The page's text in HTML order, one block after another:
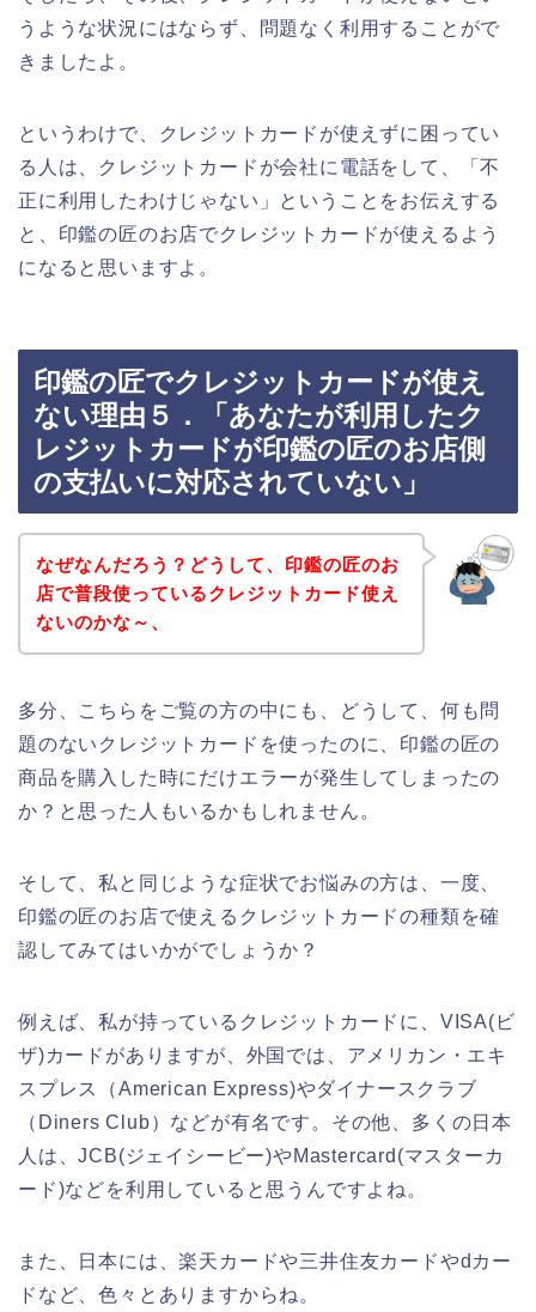
うような状況にはならず、問題なく利用することがで
きましたよ。
というわけで、クレジットカードが使えずに困ってい
る人は、クレジットカードが会社に電話をして、「不
正に利用したわけじゃない」ということをお伝えする
と、印鑑の匠のお店でクレジットカードが使えるよう
になると思いますよ。
印鑑の匠でクレジットカードが使え
ない理由５．「あなたが利用したク
レジットカードが印鑑の匠のお店側
の支払いに対応されていない」
なぜなんだろう？どうして、印鑑の匠のお
店で普段使っているクレジットカード使え
ないのかな～、
多分、こちらをご覧の方の中にも、どうして、何も問
題のないクレジットカードを使ったのに、印鑑の匠の
商品を購入した時にだけエラーが発生してしまったの
か？と思った人もいるかもしれません。
そして、私と同じような症状でお悩みの方は、一度、
印鑑の匠のお店で使えるクレジットカードの種類を確
認してみてはいかがでしょうか？
例えば、私が持っているクレジットカードに、VISA(ビ
ザ)カードがありますが、外国では、アメリカン・エキ
スプレス（American Express)やダイナースクラブ
（Diners Club）などが有名です。その他、多くの日本
人は、JCB(ジェイシービー)やMastercard(マスターカ
ード)などを利用していると思うんですよね。
また、日本には、楽天カードや三井住友カードやdカー
ドなど、色々とありますからね。